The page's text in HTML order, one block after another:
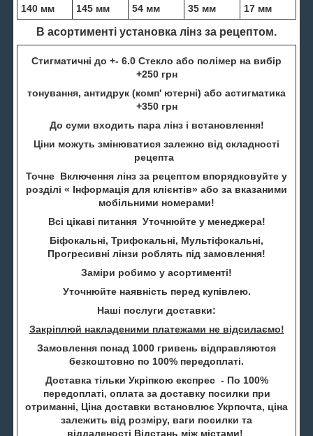
140 мм 145 мм 54 мм 35 мм 17 мм
В асортименті установка лінз за рецептом.
Стигматичні до +- 6.0 Стекло або полімер на вибір
+250 грн
тонування, антидрук (комп' ютерні) або астигматика
+350 грн
До суми входить пара лінз і встановлення!
Ціни можуть змінюватися залежно від складності
рецепта
Точне Включення лінз за рецептом впорядковуйте у
розділі « Інформація для клієнтів» або за вказаними
мобільними номерами!
Всі цікаві питання Уточнюйте у менеджера!
Біфокальні, Трифокальні, Мультіфокальні,
Прогресивні лінзи роблять під замовлення!
Заміри робимо у асортименті!
Уточнюйте наявність перед купівлею.
Наші послуги доставки:
Закріплюй накладеними платежами не відсилаємо!
Замовлення понад 1000 гривень відправляются
безкоштовно по 100% передоплаті.
Доставка тільки Укріпкою експрес - По 100%
передоплаті, оплата за доставку посилки при
отриманні, Ціна доставки встановлює Укрпочта, ціна
залежить від розміру, ваги посилки та
віддаленості Відстань між містами!